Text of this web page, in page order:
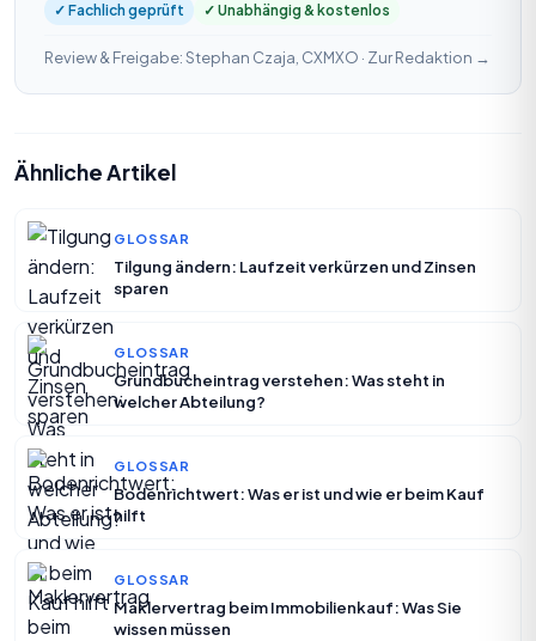
✓ Fachlich geprüft ✓ Unabhängig & kostenlos
Review & Freigabe: Stephan Czaja, CXMXO · Zur Redaktion →
Ähnliche Artikel
GLOSSAR
Tilgung ändern: Laufzeit verkürzen und Zinsen
sparen
GLOSSAR
Grundbucheintrag verstehen: Was steht in
welcher Abteilung?
GLOSSAR
Bodenrichtwert: Was er ist und wie er beim Kauf
hilft
GLOSSAR
Maklervertrag beim Immobilienkauf: Was Sie
wissen müssen